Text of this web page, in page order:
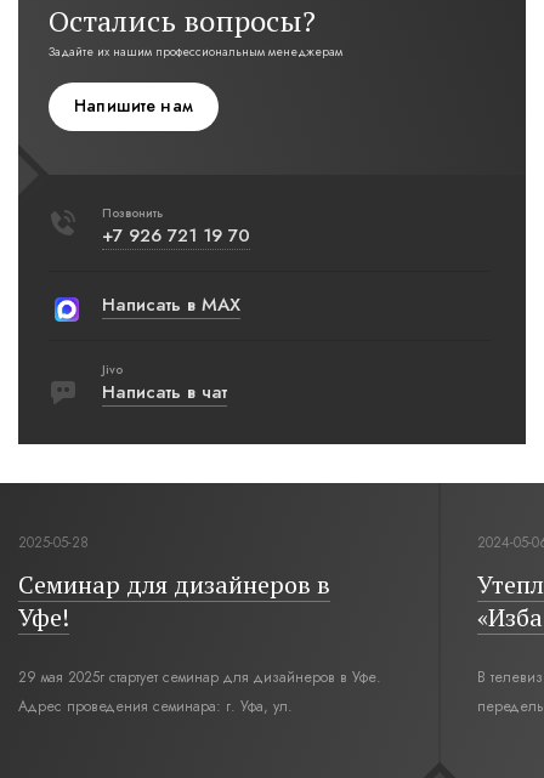
Остались вопросы?
Задайте их нашим профессиональным менеджерам
Напишите нам
Позвонить
+7 926 721 19 70
Написать в MAX
Jivo
Написать в чат
2025-05-28
Семинар для дизайнеров в
Уфе!
29 мая 2025г стартует семинар для дизайнеров в Уфе.
Адрес проведения семинара: г. Уфа, ул.
2024-05-
В